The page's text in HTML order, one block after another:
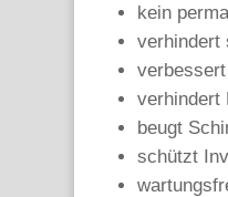
kein
verhindert
verhindert
beugt
schützt